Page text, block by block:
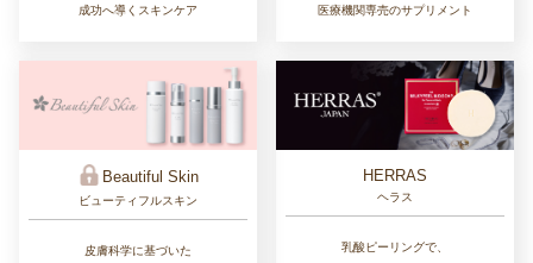
成功へ導くスキンケア
医療機関専売のサプリメント
Beautiful Skin
ビューティフルスキン
皮膚科学に基づいた
HERRAS
ヘラス
乳酸ピーリングで、